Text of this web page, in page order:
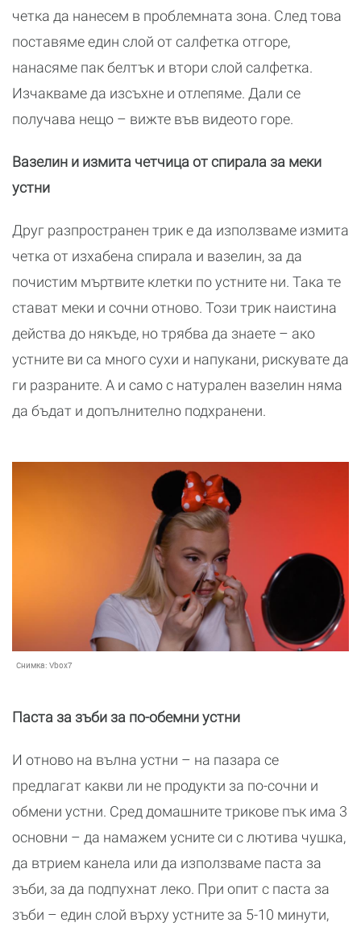
четка да нанесем в проблемната зона. След това
поставяме един слой от салфетка отгоре,
нанасяме пак белтък и втори слой салфетка.
Изчакваме да изсъхне и отлепяме. Дали се
получава нещо – вижте във видеото горе.
Вазелин и измита четчица от спирала за меки
устни
Друг разпространен трик е да използваме измита
четка от изхабена спирала и вазелин, за да
почистим мъртвите клетки по устните ни. Така те
стават меки и сочни отново. Този трик наистина
действа до някъде, но трябва да знаете – ако
устните ви са много сухи и напукани, рискувате да
ги разраните. А и само с натурален вазелин няма
да бъдат и допълнително подхранени.
Снимка: Vbox7
Паста за зъби за по-обемни устни
И отново на вълна устни – на пазара се
предлагат какви ли не продукти за по-сочни и
обмени устни. Сред домашните трикове пък има 3
основни – да намажем усните си с лютива чушка,
да втрием канела или да използваме паста за
зъби, за да подпухнат леко. При опит с паста за
зъби – един слой върху устните за 5-10 минути,